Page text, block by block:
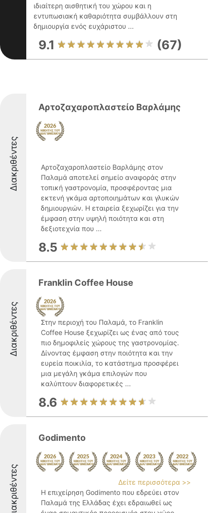
ιδιαίτερη αισθητική του χώρου και η
εντυπωσιακή καθαριότητα συμβάλλουν στη
δημιουργία ενός ευχάριστου ...
9.1 (67)
Διακριθέντες
Αρτοζαχαροπλαστείο Βαρλάμης
Αρτοζαχαροπλαστείο Βαρλάμης στον
Παλαμά αποτελεί σημείο αναφοράς στην
τοπική γαστρονομία, προσφέροντας μια
εκτενή γκάμα αρτοποιημάτων και γλυκών
δημιουργιών. Η εταιρεία ξεχωρίζει για την
έμφαση στην υψηλή ποιότητα και στη
δεξιοτεχνία που ...
8.5
Διακριθέντες
Franklin Coffee House
Στην περιοχή του Παλαμά, το Franklin
Coffee House ξεχωρίζει ως ένας από τους
πιο δημοφιλείς χώρους της γαστρονομίας.
Δίνοντας έμφαση στην ποιότητα και την
ευρεία ποικιλία, το κατάστημα προσφέρει
μια μεγάλη γκάμα επιλογών που
καλύπτουν διαφορετικές ...
8.6
Διακριθέντες
Godimento
Δείτε περισσότερα >>
Η επιχείρηση Godimento που εδρεύει στον
Παλαμά της Ελλάδας έχει εδραιωθεί ως